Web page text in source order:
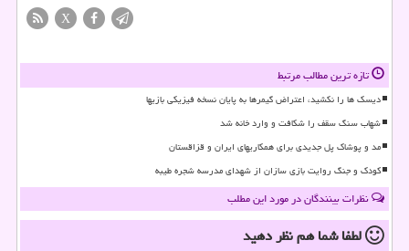
X
تازه ترین مطالب مرتبط
دیسک ها را نکشید، اعتراض گیمرها به پایان نسخه فیزیکی بازیها
شهاب سنگ سقف را شکافت و وارد خانه شد
مد و پوشاک پل جدیدی برای همکاریهای ایران و قزاقستان
کودک و جنگ روایت بازی سازان از شهدای مدرسه شجره طیبه
نظرات بینندگان در مورد این مطلب
لطفا شما همنظر دهید